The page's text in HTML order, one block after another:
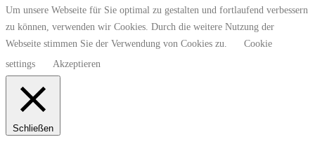
Um unsere Webseite für Sie optimal zu gestalten und fortlaufend verbessern
zu können, verwenden wir Cookies. Durch die weitere Nutzung der
Webseite stimmen Sie der Verwendung von Cookies zu.
Cookie
settings
Akzeptieren
Schließen